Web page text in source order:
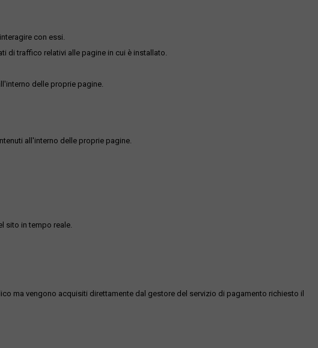
con essi.
di traffico relativi alle pagine in cui è installato.
delle proprie pagine.
all'interno delle proprie pagine.
sito in tempo reale.
ma vengono acquisiti direttamente dal gestore del servizio di pagamento richiesto il